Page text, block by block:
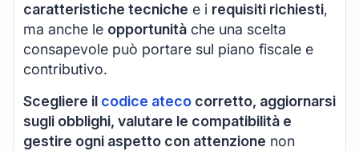
caratteristiche tecniche e i requisiti richiesti,
ma anche le opportunità che una scelta
consapevole può portare sul piano fiscale e
contributivo.
Scegliere il codice ateco corretto, aggiornarsi
sugli obblighi, valutare le compatibilità e
gestire ogni aspetto con attenzione non